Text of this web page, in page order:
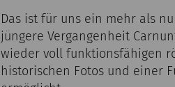
Das ist für uns ein mehr als
jüngere Vergangenheit
wieder voll funktionsfähigen
historischen Fotos und einer